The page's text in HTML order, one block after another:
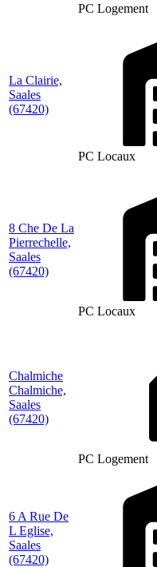
PC Logement
La Clairie,
Saales
(67420)
PC Locaux
8 Che De La
Pierrechelle,
Saales
(67420)
PC Locaux
Chalmiche
Chalmiche,
Saales
(67420)
PC Logement
6 A Rue De
L Eglise,
Saales
(67420)